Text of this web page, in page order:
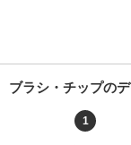
ブラシ・チップの
1